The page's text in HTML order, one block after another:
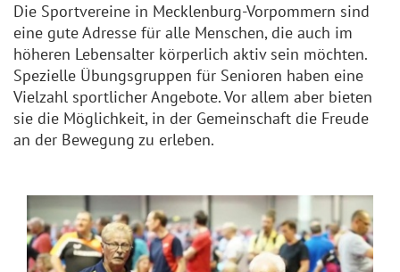
Die Sportvereine in Mecklenburg-Vorpommern sind
eine gute Adresse für alle Menschen, die auch im
höheren Lebensalter körperlich aktiv sein möchten.
Spezielle Übungsgruppen für Senioren haben eine
Vielzahl sportlicher Angebote. Vor allem aber bieten
sie die Möglichkeit, in der Gemeinschaft die Freude
an der Bewegung zu erleben.